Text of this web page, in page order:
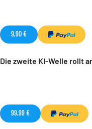
9,90 €
Die zweite KI-Welle rollt
99,99 €